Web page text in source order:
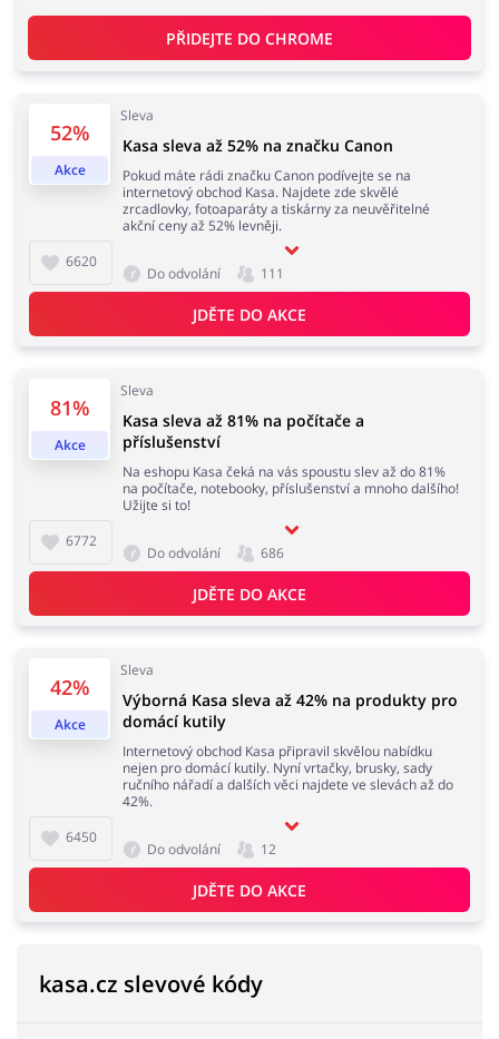
52%
Akce
Sleva
6620
Kasa sleva až 52% na značku Canon
Pokud máte rádi značku Canon podívejte se na
internetový obchod Kasa. Najdete zde skvělé
zrcadlovky, fotoaparáty a tiskárny za neuvěřitelné
akční ceny až 52% levněji.
Do odvolání 111
JDĚTE DO AKCE
81%
Akce
Sleva
6772
Kasa sleva až 81% na počítače a
příslušenství
Na eshopu Kasa čeká na vás spoustu slev až do 81%
na počítače, notebooky, příslušenství a mnoho dalšího!
Užijte si to!
Do odvolání 686
JDĚTE DO AKCE
42%
Akce
Sleva
6450
Výborná Kasa sleva až 42% na produkty pro
domácí kutily
Internetový obchod Kasa připravil skvělou nabídku
nejen pro domácí kutily. Nyní vrtačky, brusky, sady
ručního nářadí a dalších věci najdete ve slevách až do
42%.
Do odvolání 12
JDĚTE DO AKCE
PŘIDEJTE DO CHROME
kasa.cz slevové kódy